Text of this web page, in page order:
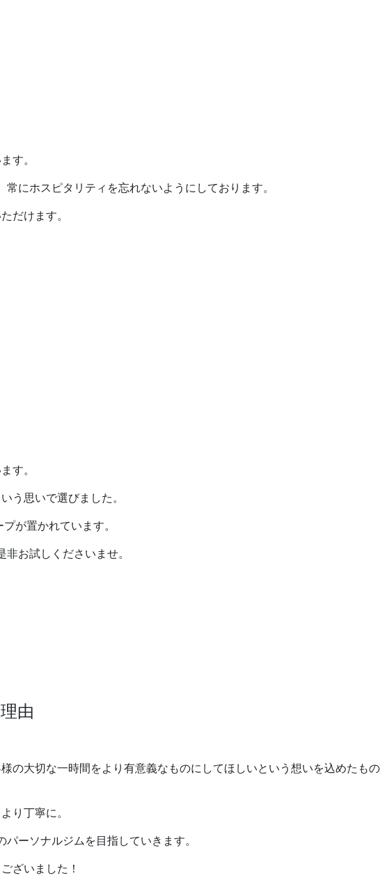
す。
にホスピタリティを忘れないようにしております。
だけます。
す。
う思いで選びました。
が置かれています。
お試しくださいませ。
由
の大切な一時間をより有意義なものにしてほしいという想いを込めたもの
り丁寧に。
ーソナルジムを目指していきます。
ざいました！